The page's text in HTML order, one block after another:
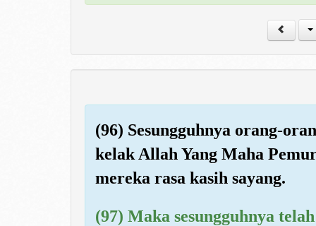
(96) Sesungguhnya orang-
kelak Allah Yang Maha
mereka rasa kasih sayang.
(97) Maka sesungguhnya